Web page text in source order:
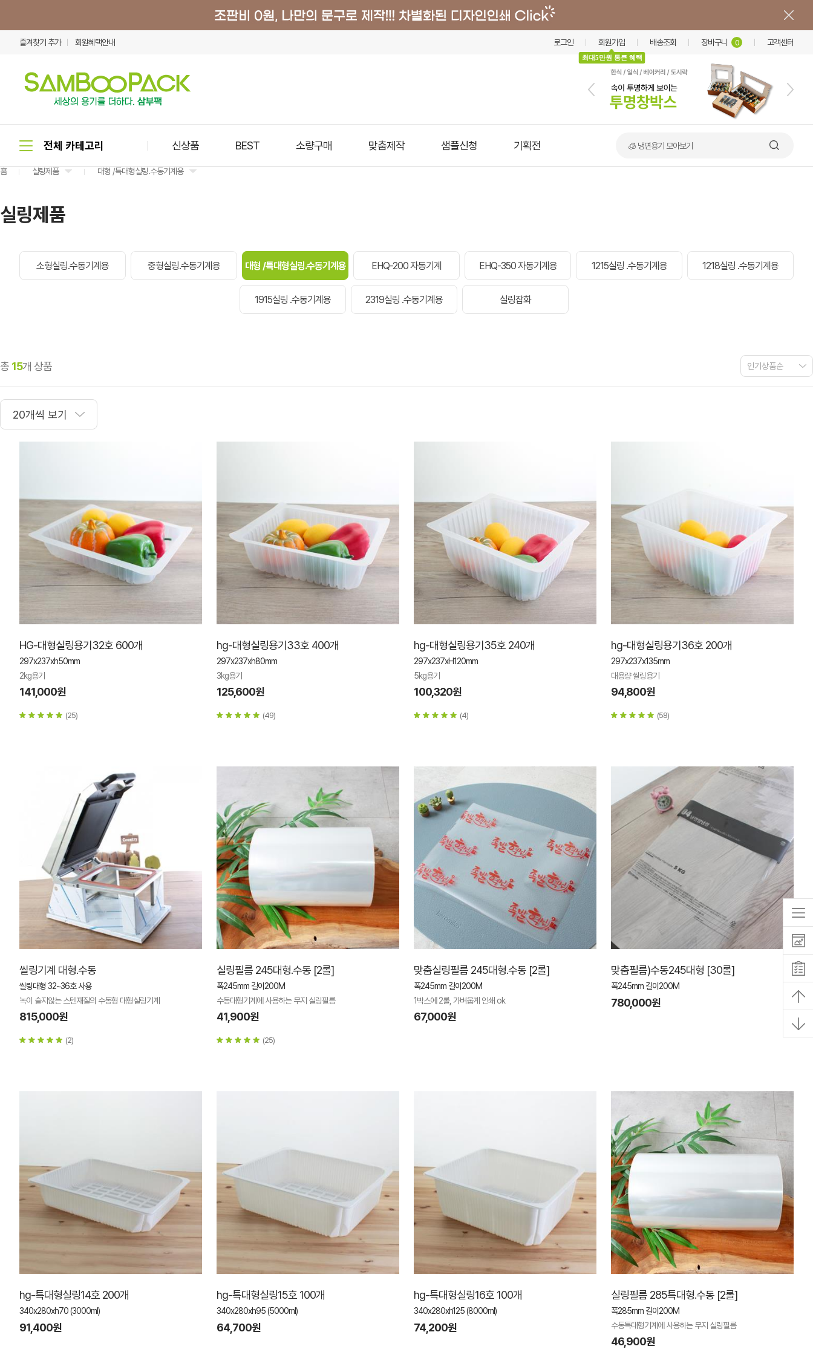
즐겨찾기 추가 회원혜택안내 로그인 회원가입
최대5만원 통큰 혜택
배송조회 장바구니 0 고객센터
신상품 BEST 소량구매 맞춤제작 샘플신청 기획전 🧊 냉면용기 모아보기
홈 실링제품 대형 /특대형실링.수동기계용
실링제품
소형실링.수동기계용 중형실링.수동기계용 대형 /특대형실링.수동기계용 EHQ-200 자동기계 EHQ-350 자동기계용 1215실링 .수동기계용 1218실링 .수동기계용
1915실링 .수동기계용 2319실링 .수동기계용 실링잡화
총 15개 상품
HG-대형실링용기32호 600개
297x237xh50mm
2kg용기
141,000원
(25)
hg-대형실링용기33호 400개
297x237xh80mm
3kg용기
125,600원
(49)
hg-대형실링용기35호 240개
297x237xH120mm
5kg용기
100,320원
(4)
hg-대형실링용기36호 200개
297x237x135mm
대용량 씰링용기
94,800원
(58)
씰링기계 대형.수동
씰링대형 32~36호 사용
녹이 슬지않는 스텐재질의 수동형 대형실링기계
815,000원
(2)
실링필름 245대형.수동 [2롤]
폭245mm 길이200M
수동대형기계에 사용하는 무지 실링필름
41,900원
(25)
맞춤실링필름 245대형.수동 [2롤]
폭245mm 길이200M
1박스에 2롤, 가벼웁게 인쇄 ok
67,000원
맞춤필름)수동245대형 [30롤]
폭245mm 길이200M
780,000원
hg-특대형실링14호 200개
340x280xh70 (3000ml)
91,400원
hg-특대형실링15호 100개
340x280xh95 (5000ml)
64,700원
hg-특대형실링16호 100개
340x280xh125 (8000ml)
74,200원
실링필름 285특대형.수동 [2롤]
폭285mm 길이200M
수동특대형기계에 사용하는 무지 실링필름
46,900원